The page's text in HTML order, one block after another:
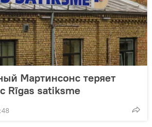
Мартинсонс теряет
Rīgas satiksme